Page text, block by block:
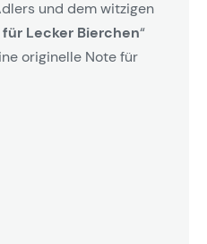
und dem witzigen
Lecker Bierchen“
originelle Note für